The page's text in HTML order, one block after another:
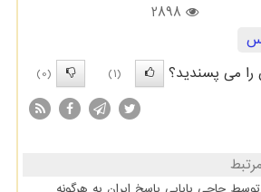
2898
را می پسندید؟
(1)
(0)
حاجی بابایی پاسخ ایران به هرگونه